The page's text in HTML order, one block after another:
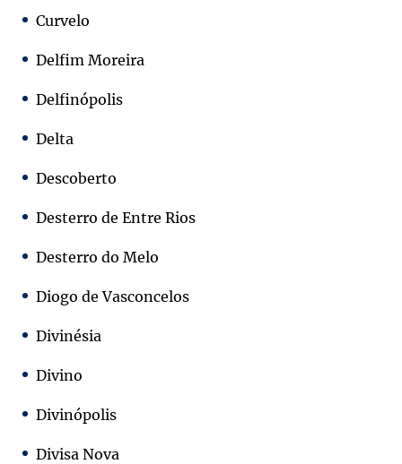
Curvelo
Delfim Moreira
Delfinópolis
Delta
Descoberto
Desterro de Entre Rios
Desterro do Melo
Diogo de Vasconcelos
Divinésia
Divino
Divinópolis
Divisa Nova